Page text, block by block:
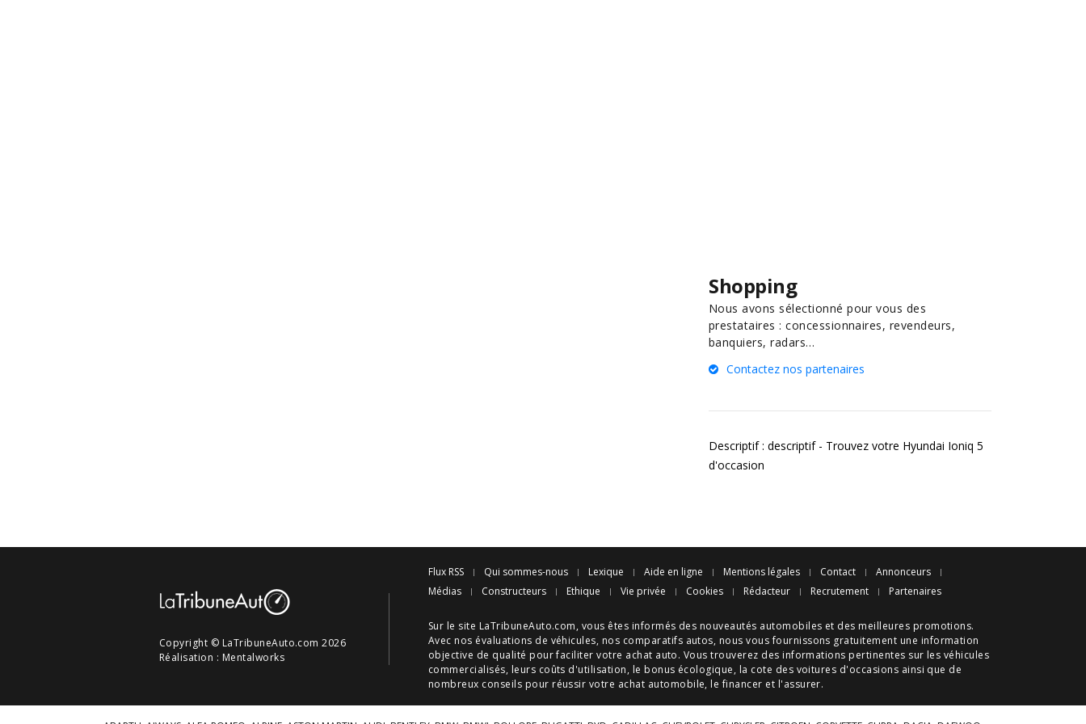
Shopping
Nous avons sélectionné pour vous des
prestataires : concessionnaires, revendeurs,
banquiers, radars…
Contactez nos partenaires
Descriptif : descriptif - Trouvez votre Hyundai Ioniq 5
d'occasion
Copyright © LaTribuneAuto.com 2026
Réalisation : Mentalworks
Flux RSS Qui sommes-nous Lexique Aide en ligne Mentions légales Contact
Annonceurs
Médias
Constructeurs Ethique Vie privée Cookies Rédacteur Recrutement Partenaires
Sur le site LaTribuneAuto.com, vous êtes informés des nouveautés automobiles et des meilleures promotions.
Avec nos évaluations de véhicules, nos comparatifs autos, nous vous fournissons gratuitement une information
objective de qualité pour faciliter votre achat auto. Vous trouverez des informations pertinentes sur les véhicules
commercialisés, leurs coûts d'utilisation, le bonus écologique, la cote des voitures d'occasions ainsi que de
nombreux conseils pour réussir votre achat automobile, le financer et l'assurer.